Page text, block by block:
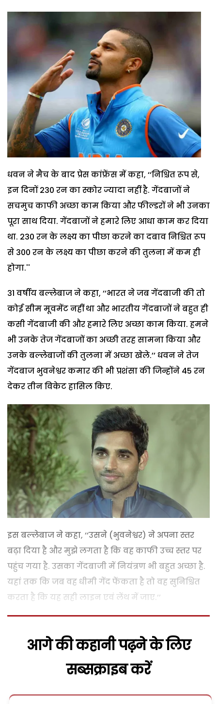
धवन ने मैच के बाद प्रेस कांफ्रेंस में कहा, ‘‘निश्चित रूप से,
इन दिनों 230 रन का स्कोर ज्यादा नहीं है. गेंदबाजों ने
सचमुच काफी अच्छा काम किया और फील्डरों ने भी उनका
पूरा साथ दिया. गेंदबाजों ने हमारे लिए आधा काम कर दिया
था. 230 रन के लक्ष्य का पीछा करने का दबाव निश्चित रूप
से 300 रन के लक्ष्य का पीछा करने की तुलना में कम ही
होगा.''
31 वर्षीय बल्लेबाज ने कहा, ‘‘भारत ने जब गेंदबाजी की तो
कोई सीम मूवमेंट नहीं था और भारतीय गेंदबाजों ने बहुत ही
कसी गेंदबाजी की और हमारे लिए अच्छा काम किया. हमने
भी उनके तेज गेंदबाजों का अच्छी तरह सामना किया और
उनके बल्लेबाजों की तुलना में अच्छा खेले.’’ धवन ने तेज
गेंदबाज भुवनेश्वर कमार की भी प्रशंसा की जिन्होंने 45 रन
देकर तीन विकेट हासिल किए.
इस बल्लेबाज ने कहा, ‘‘उसने (भुवनेश्वर) ने अपना स्तर
बढ़ा दिया है और मुझे लगता है कि वह काफी उच्च स्तर पर
पहुंच गया है. उसका गेंदबाजी में नियंत्रण भी बहुत अच्छा है.
यहां तक कि जब वह धीमी गेंद फेंकता है तो वह सुनिश्चित
करता है कि यह सही लाइन एवं लेंथ में जाए.’’
आगे की कहानी पढ़ने के लिए
सब्सक्राइब करें